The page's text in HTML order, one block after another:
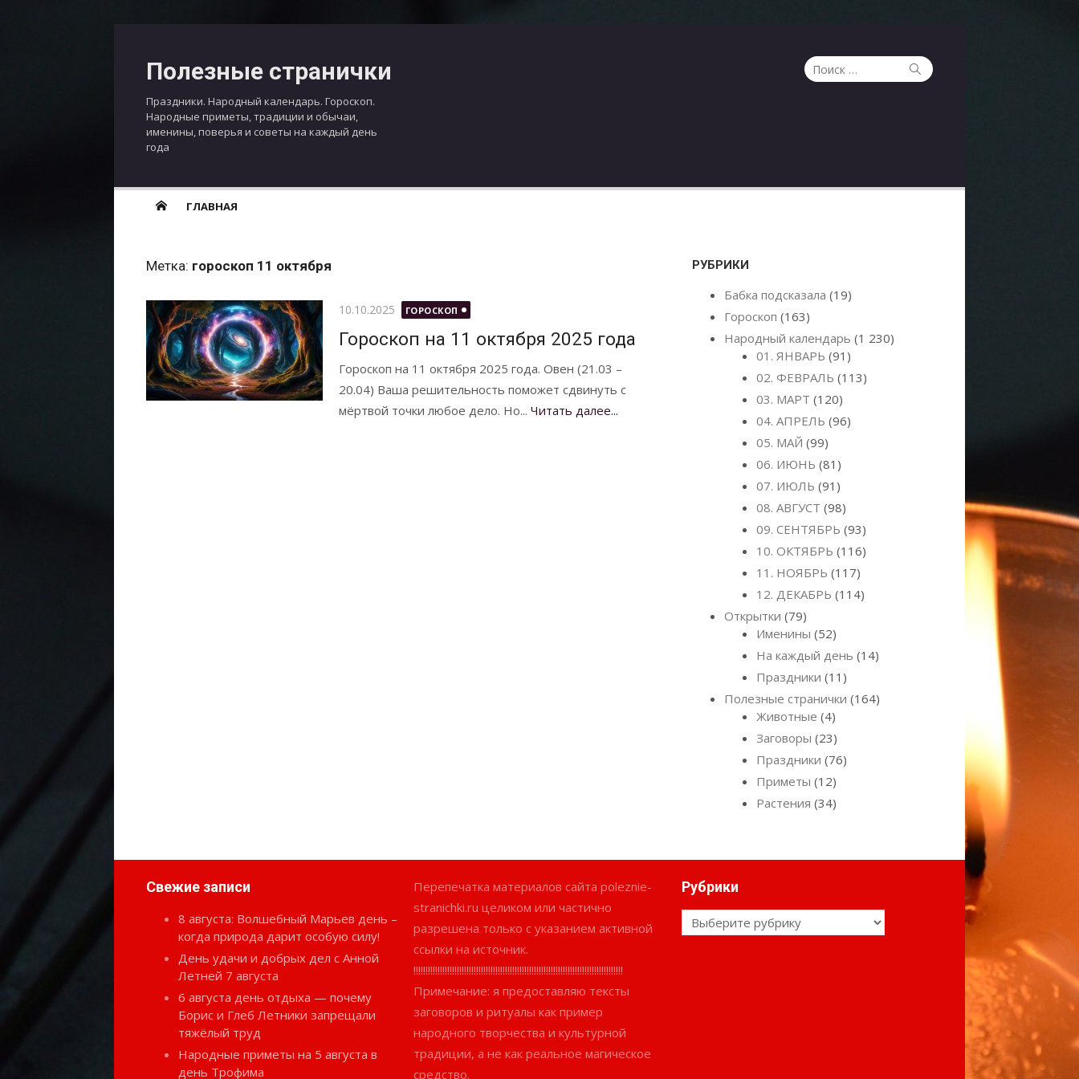
Полезные странички
Праздники. Народный календарь. Гороскоп.
Народные приметы, традиции и обычаи,
именины, поверья и советы на каждый день
года
Поиск
по:
Поиск
ГЛАВНАЯ
Метка: гороскоп 11 октября
Опубликовано
10.10.2025 ГОРОСКОП
Гороскоп на 11 октября 2025 года
Гороскоп на 11 октября 2025 года. Овен (21.03 –
20.04) Ваша решительность поможет сдвинуть с
мёртвой точки любое дело. Но... Читать далее...
РУБРИКИ
Бабка подсказала (19)
Гороскоп (163)
Народный календарь (1 230)
01. ЯНВАРЬ (91)
02. ФЕВРАЛЬ (113)
03. МАРТ (120)
04. АПРЕЛЬ (96)
05. МАЙ (99)
06. ИЮНЬ (81)
07. ИЮЛЬ (91)
08. АВГУСТ (98)
09. СЕНТЯБРЬ (93)
10. ОКТЯБРЬ (116)
11. НОЯБРЬ (117)
12. ДЕКАБРЬ (114)
Открытки (79)
Именины (52)
На каждый день (14)
Праздники (11)
Полезные странички (164)
Животные (4)
Заговоры (23)
Праздники (76)
Приметы (12)
Растения (34)
Свежие записи
8 августа: Волшебный Марьев день –
когда природа дарит особую силу!
День удачи и добрых дел с Анной
Летней 7 августа
6 августа день отдыха — почему
Борис и Глеб Летники запрещали
тяжёлый труд
Народные приметы на 5 августа в
день Трофима
Перепечатка материалов сайта poleznie-
stranichki.ru целиком или частично
разрешена только с указанием активной
ссылки на источник.
!!!!!!!!!!!!!!!!!!!!!!!!!!!!!!!!!!!!!!!!!!!!!!!!!!!!!!!!!!!!!!!!!!!!!!!!!!!!!!!!!!!!!!!
Примечание: я предоставляю тексты
заговоров и ритуалы как пример
народного творчества и культурной
традиции, а не как реальное магическое
средство.
Рубрики
Рубрики